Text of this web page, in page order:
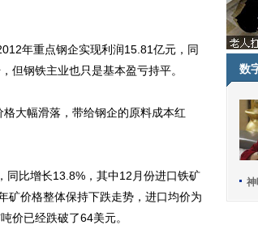
年重点钢企实现利润15.81亿元，同
但钢铁主业也只是基本盈亏持平。
大幅滑落，带给钢企的原料成本红
比增长13.8%，其中12月份进口铁矿
矿价格整体保持下跌走势，进口均价为
价已经跌破了64美元。
数
神